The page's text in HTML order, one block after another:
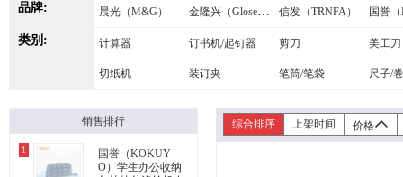
品牌: 晨光（M&G） 金隆兴（Glosen） 信发（TRNFA）
类别: 计算器 订书机/起钉器 剪刀 美工刀
切纸机 装订夹 笔筒/笔袋 尺子/
销售排行
1
国誉（KOKUY
O）学生办公收纳
综合排序 上架时间 价格